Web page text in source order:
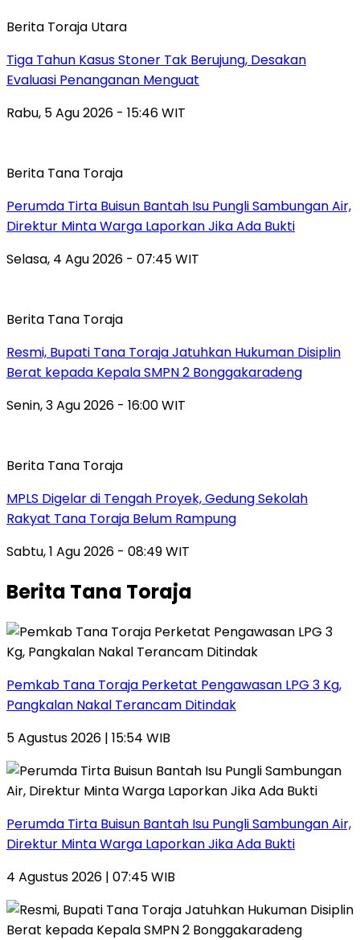
Berita Toraja Utara
Tiga Tahun Kasus Stoner Tak Berujung, Desakan
Evaluasi Penanganan Menguat
Rabu, 5 Agu 2026 - 15:46 WIT
Berita Tana Toraja
Perumda Tirta Buisun Bantah Isu Pungli Sambungan Air,
Direktur Minta Warga Laporkan Jika Ada Bukti
Selasa, 4 Agu 2026 - 07:45 WIT
Berita Tana Toraja
Resmi, Bupati Tana Toraja Jatuhkan Hukuman Disiplin
Berat kepada Kepala SMPN 2 Bonggakaradeng
Senin, 3 Agu 2026 - 16:00 WIT
Berita Tana Toraja
MPLS Digelar di Tengah Proyek, Gedung Sekolah
Rakyat Tana Toraja Belum Rampung
Sabtu, 1 Agu 2026 - 08:49 WIT
Berita Tana Toraja
Pemkab Tana Toraja Perketat Pengawasan LPG 3 Kg,
Pangkalan Nakal Terancam Ditindak
5 Agustus 2026 | 15:54 WIB
Perumda Tirta Buisun Bantah Isu Pungli Sambungan Air,
Direktur Minta Warga Laporkan Jika Ada Bukti
4 Agustus 2026 | 07:45 WIB